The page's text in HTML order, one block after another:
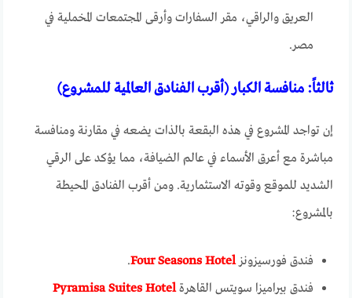
العريق والراقي، مقر السفارات وأرقى المجتمعات المخملية في
مصر.
ثالثاً: منافسة الكبار (أقرب الفنادق العالمية للمشروع)
إن تواجد المشروع في هذه البقعة بالذات يضعه في مقارنة ومنافسة
مباشرة مع أعرق الأسماء في عالم الضيافة، مما يؤكد على الرقي
الشديد للموقع وقوته الاستثمارية. ومن أقرب الفنادق المحيطة
بالمشروع:
فندق فورسيزونزFour Seasons Hotel
.
فندق بيراميزا سويتس القاهرةPyramisa Suites Hotel